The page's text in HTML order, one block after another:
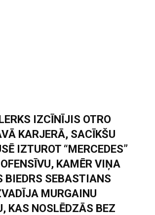
IZCĪNĪJIS OTRO
KARJERĀ, SACĪKŠU
IZTUROT “MERCEDES”
KAMĒR VIŅA
BIEDRS SEBASTIANS
MURGAINU
KAS NOSLĒDZĀS BEZ